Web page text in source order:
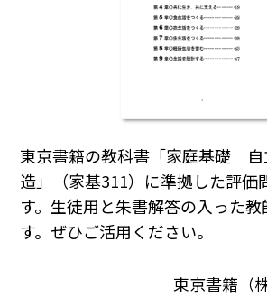
東京書籍の教科書「家庭基礎 自
造」（家基311）に準拠した評価
す。生徒用と朱書解答の入った教
す。ぜひご活用ください。
東京書籍（